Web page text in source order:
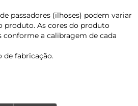
passadores (ilhoses) podem variar
produto. As cores do produto
conforme a calibragem de cada
de fabricação.